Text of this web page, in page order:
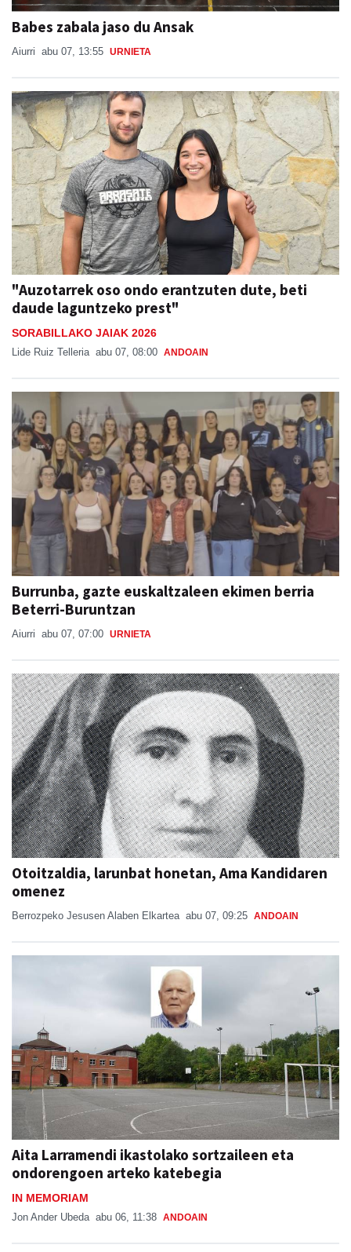
Babes zabala jaso du Ansak
Aiurri abu 07, 13:55 URNIETA
"Auzotarrek oso ondo erantzuten dute, beti
daude laguntzeko prest"
SORABILLAKO JAIAK 2026
Lide Ruiz Telleria abu 07, 08:00 ANDOAIN
Burrunba, gazte euskaltzaleen ekimen berria
Beterri-Buruntzan
Aiurri abu 07, 07:00 URNIETA
Otoitzaldia, larunbat honetan, Ama Kandidaren
omenez
Berrozpeko Jesusen Alaben Elkartea abu 07, 09:25 ANDOAIN
Aita Larramendi ikastolako sortzaileen eta
ondorengoen arteko katebegia
IN MEMORIAM
Jon Ander Ubeda abu 06, 11:38 ANDOAIN